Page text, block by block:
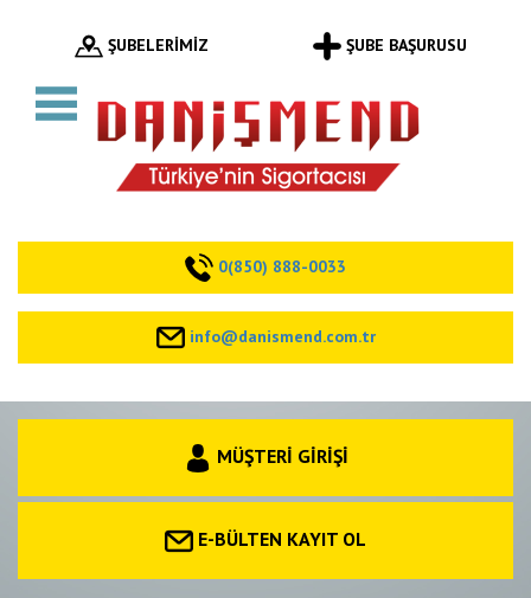
ŞUBELERİMİZ ŞUBE BAŞURUSU
0(850) 888-0033
info@danismend.com.tr
MÜŞTERİ GİRİŞİ
E-BÜLTEN KAYIT OL